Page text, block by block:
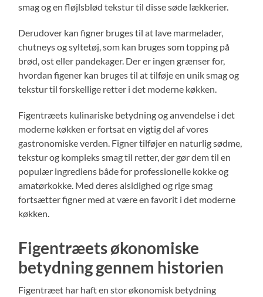
smag og en fløjlsblød tekstur til disse søde lækkerier.
Derudover kan figner bruges til at lave marmelader,
chutneys og syltetøj, som kan bruges som topping på
brød, ost eller pandekager. Der er ingen grænser for,
hvordan figener kan bruges til at tilføje en unik smag og
tekstur til forskellige retter i det moderne køkken.
Figentræets kulinariske betydning og anvendelse i det
moderne køkken er fortsat en vigtig del af vores
gastronomiske verden. Figner tilføjer en naturlig sødme,
tekstur og kompleks smag til retter, der gør dem til en
populær ingrediens både for professionelle kokke og
amatørkokke. Med deres alsidighed og rige smag
fortsætter figner med at være en favorit i det moderne
køkken.
Figentræets økonomiske
betydning gennem historien
Figentræet har haft en stor økonomisk betydning